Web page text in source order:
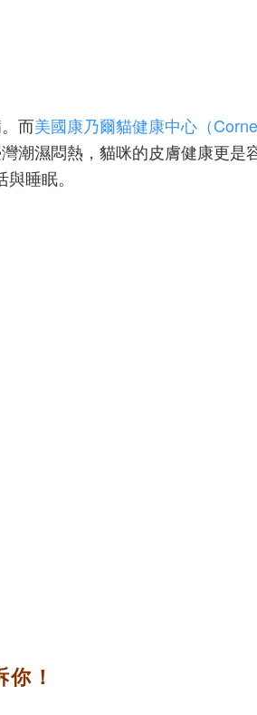
而美國康乃爾貓健康中心（
潮濕悶熱，貓咪的皮膚健康更
睡眠。
！